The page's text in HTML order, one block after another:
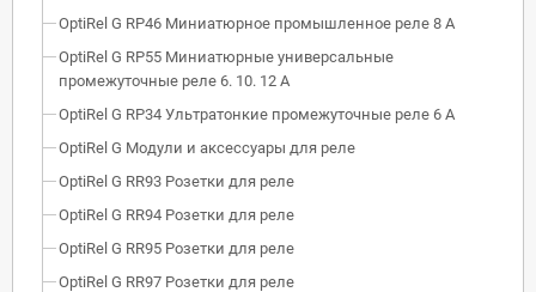
OptiRel G RP46 Миниатюрное промышленное реле 8 А
OptiRel G RP55 Миниатюрные универсальные
промежуточные реле 6. 10. 12 А
OptiRel G RP34 Ультратонкие промежуточные реле 6 А
OptiRel G Модули и аксессуары для реле
OptiRel G RR93 Розетки для реле
OptiRel G RR94 Розетки для реле
OptiRel G RR95 Розетки для реле
OptiRel G RR97 Розетки для реле